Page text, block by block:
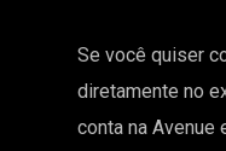
Se você quiser
diretamente no
conta na Avenue